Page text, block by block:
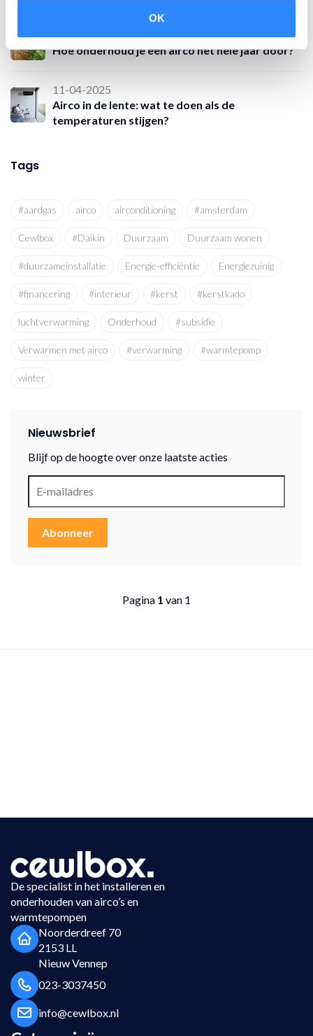
OK
17-04-2025
Hoe onderhoud je een airco het hele jaar door?
11-04-2025
Airco in de lente: wat te doen als de
temperaturen stijgen?
Tags
#aardgas airco airconditioning #amsterdam
Cewlbox #Daikin Duurzaam Duurzaam wonen
#duurzameinstallatie Energie-efficiëntie Energiezuinig
#financering #interieur #kerst #kerstkado
luchtverwarming Onderhoud #subsidie
Verwarmen met airco #verwarming #warmtepomp
winter
Nieuwsbrief
Blijf op de hoogte over onze laatste acties
Abonneer
Pagina 1 van 1
De specialist in het installeren en
onderhouden van airco’s en
warmtepompen
Noorderdreef 70
2153 LL
Nieuw Vennep
023-3037450
info@cewlbox.nl